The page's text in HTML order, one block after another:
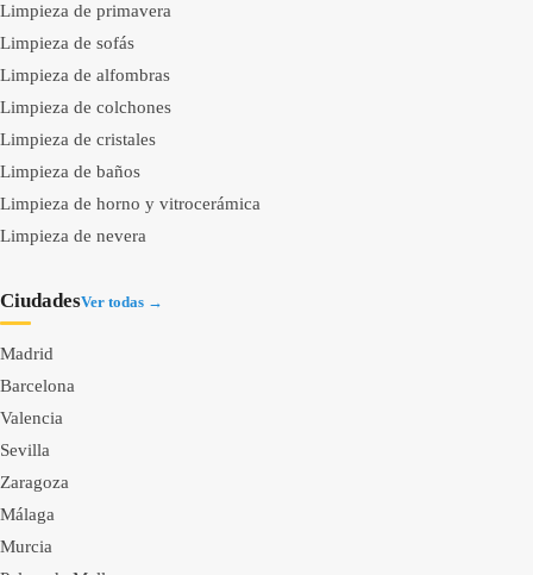
Limpieza de primavera
Limpieza de sofás
Limpieza de alfombras
Limpieza de colchones
Limpieza de cristales
Limpieza de baños
Limpieza de horno y vitrocerámica
Limpieza de nevera
CiudadesVer todas →
Madrid
Barcelona
Valencia
Sevilla
Zaragoza
Málaga
Murcia